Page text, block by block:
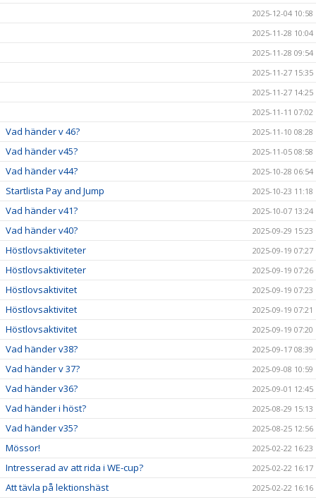
2025-12-04 10:58
2025-11-28 10:04
2025-11-28 09:54
2025-11-27 15:35
2025-11-27 14:25
2025-11-11 07:02
Vad händer v 46? 2025-11-10 08:28
Vad händer v45? 2025-11-05 08:58
Vad händer v44? 2025-10-28 06:54
Startlista Pay and Jump 2025-10-23 11:18
Vad händer v41? 2025-10-07 13:24
Vad händer v40? 2025-09-29 15:23
Höstlovsaktiviteter 2025-09-19 07:27
Höstlovsaktiviteter 2025-09-19 07:26
Höstlovsaktivitet 2025-09-19 07:23
Höstlovsaktivitet 2025-09-19 07:21
Höstlovsaktivitet 2025-09-19 07:20
Vad händer v38? 2025-09-17 08:39
Vad händer v 37? 2025-09-08 10:59
Vad händer v36? 2025-09-01 12:45
Vad händer i höst? 2025-08-29 15:13
Vad händer v35? 2025-08-25 12:56
Mössor! 2025-02-22 16:23
Intresserad av att rida i WE-cup? 2025-02-22 16:17
Att tävla på lektionshäst 2025-02-22 16:16